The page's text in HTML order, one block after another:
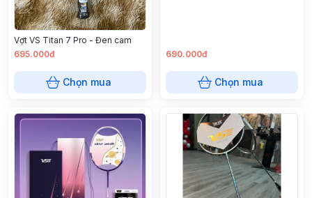
Vợt VS Titan 7 Pro - Đen cam
695.000đ
Chọn mua
690.000đ
Chọn mua